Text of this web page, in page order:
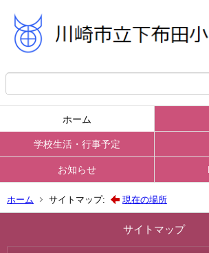
ホーム
学校生活・行事予定
お知らせ
ホーム サイトマップ: 現在の場所
サイトマップ